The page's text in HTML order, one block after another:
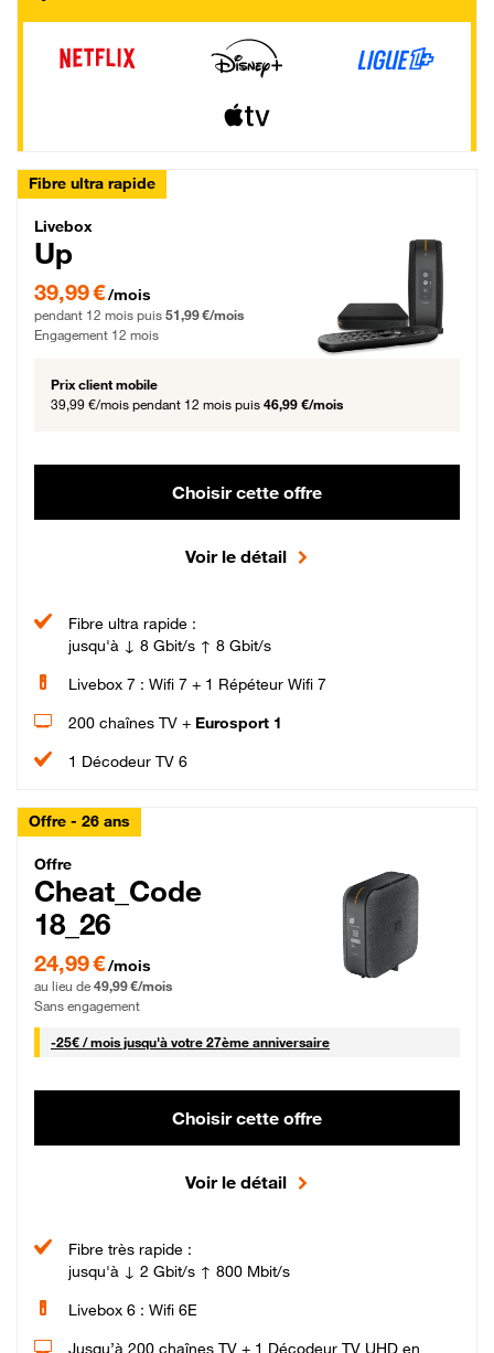
Fibre ultra rapide
Livebox Up Fibre
Livebox
Up
39,99 € par mois pendant 12 mois puis 51,99 € par mois, Engagement 12 mois
39,99 €/mois
pendant 12 mois puis 51,99 €/mois
Engagement 12 mois
Prix client mobile
39,99 €/mois pendant 12 mois puis 46,99 €/mois
Choisir cette offre
Voir le détail
Fibre ultra rapide :
jusqu'à ↓ 8 Gbit/s ↑ 8 Gbit/s
Livebox 7 : Wifi 7 + 1 Répéteur Wifi 7
200 chaînes TV + Eurosport 1
1 Décodeur TV 6
Offre - 26 ans
Cheat_Code Fibre_18_26
Offre
Cheat_Code
18_26
24,99 € par mois pendant 0 mois puis 49,99 € par mois, Sans engagement
24,99 €/mois
au lieu de 49,99 €/mois
Sans engagement
-25€ / mois25 € par mois
jusqu'à votre 27ème anniversaire
Choisir cette offre
Voir le détail
Fibre très rapide :
jusqu'à ↓ 2 Gbit/s ↑ 800 Mbit/s
Livebox 6 : Wifi 6E
Jusqu’à 200 chaînes TV + 1 Décodeur TV UHD en